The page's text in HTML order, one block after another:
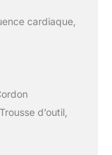
cardiaque,
d’outil,